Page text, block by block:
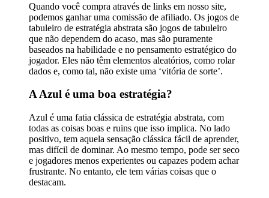
Quando você compra através de links em nosso site,
podemos ganhar uma comissão de afiliado. Os jogos de
tabuleiro de estratégia abstrata são jogos de tabuleiro
que não dependem do acaso, mas são puramente
baseados na habilidade e no pensamento estratégico do
jogador. Eles não têm elementos aleatórios, como rolar
dados e, como tal, não existe uma ‘vitória de sorte’.
A Azul é uma boa estratégia?
Azul é uma fatia clássica de estratégia abstrata, com
todas as coisas boas e ruins que isso implica. No lado
positivo, tem aquela sensação clássica fácil de aprender,
mas difícil de dominar. Ao mesmo tempo, pode ser seco
e jogadores menos experientes ou capazes podem achar
frustrante. No entanto, ele tem várias coisas que o
destacam.